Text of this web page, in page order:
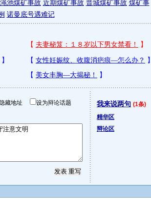
渑池煤矿事故 近期煤矿事故 晋城煤矿事故 煤矿事
诺曼底号遇难记
藏地址 设为辩论话题 我来说两句 (1条)
精华区
辩论区